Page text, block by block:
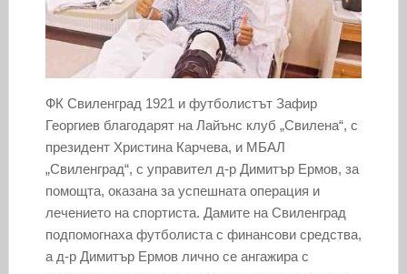
ФК Свиленград 1921 и футболистът Зафир
Георгиев благодарят на Лайънс клуб „Свилена“, с
президент Христина Карчева, и МБАЛ
„Свиленград“, с управител д-р Димитър Ермов, за
помощта, оказана за успешната операция и
лечението на спортиста. Дамите на Свиленград
подпомогнаха футболиста с финансови средства,
а д-р Димитър Ермов лично се ангажира с